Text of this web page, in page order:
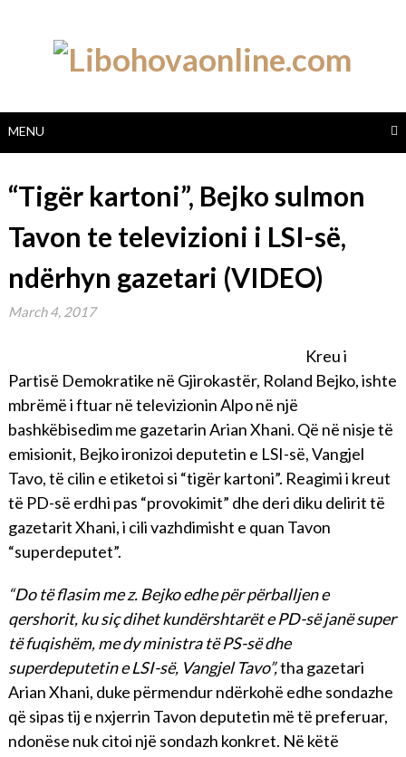
MENU
“Tigër kartoni”, Bejko sulmon
Tavon te televizioni i LSI-së,
ndërhyn gazetari (VIDEO)
March 4, 2017
Kreu i
Partisë Demokratike në Gjirokastër, Roland Bejko, ishte
mbrëmë i ftuar në televizionin Alpo në një
bashkëbisedim me gazetarin Arian Xhani. Që në nisje të
emisionit, Bejko ironizoi deputetin e LSI-së, Vangjel
Tavo, të cilin e etiketoi si “tigër kartoni”. Reagimi i kreut
të PD-së erdhi pas “provokimit” dhe deri diku delirit të
gazetarit Xhani, i cili vazhdimisht e quan Tavon
“superdeputet”.
“Do të flasim me z. Bejko edhe për përballjen e
qershorit, ku siç dihet kundërshtarët e PD-së janë super
të fuqishëm, me dy ministra të PS-së dhe
superdeputetin e LSI-së, Vangjel Tavo”,tha gazetari
Arian Xhani, duke përmendur ndërkohë edhe sondazhe
që sipas tij e nxjerrin Tavon deputetin më të preferuar,
ndonëse nuk citoi një sondazh konkret. Në këtë